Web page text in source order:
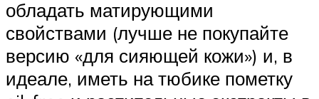
обладать матирующими
свойствами (лучше не покупайте
версию «для сияющей кожи») и, в
идеале, иметь на тюбике пометку